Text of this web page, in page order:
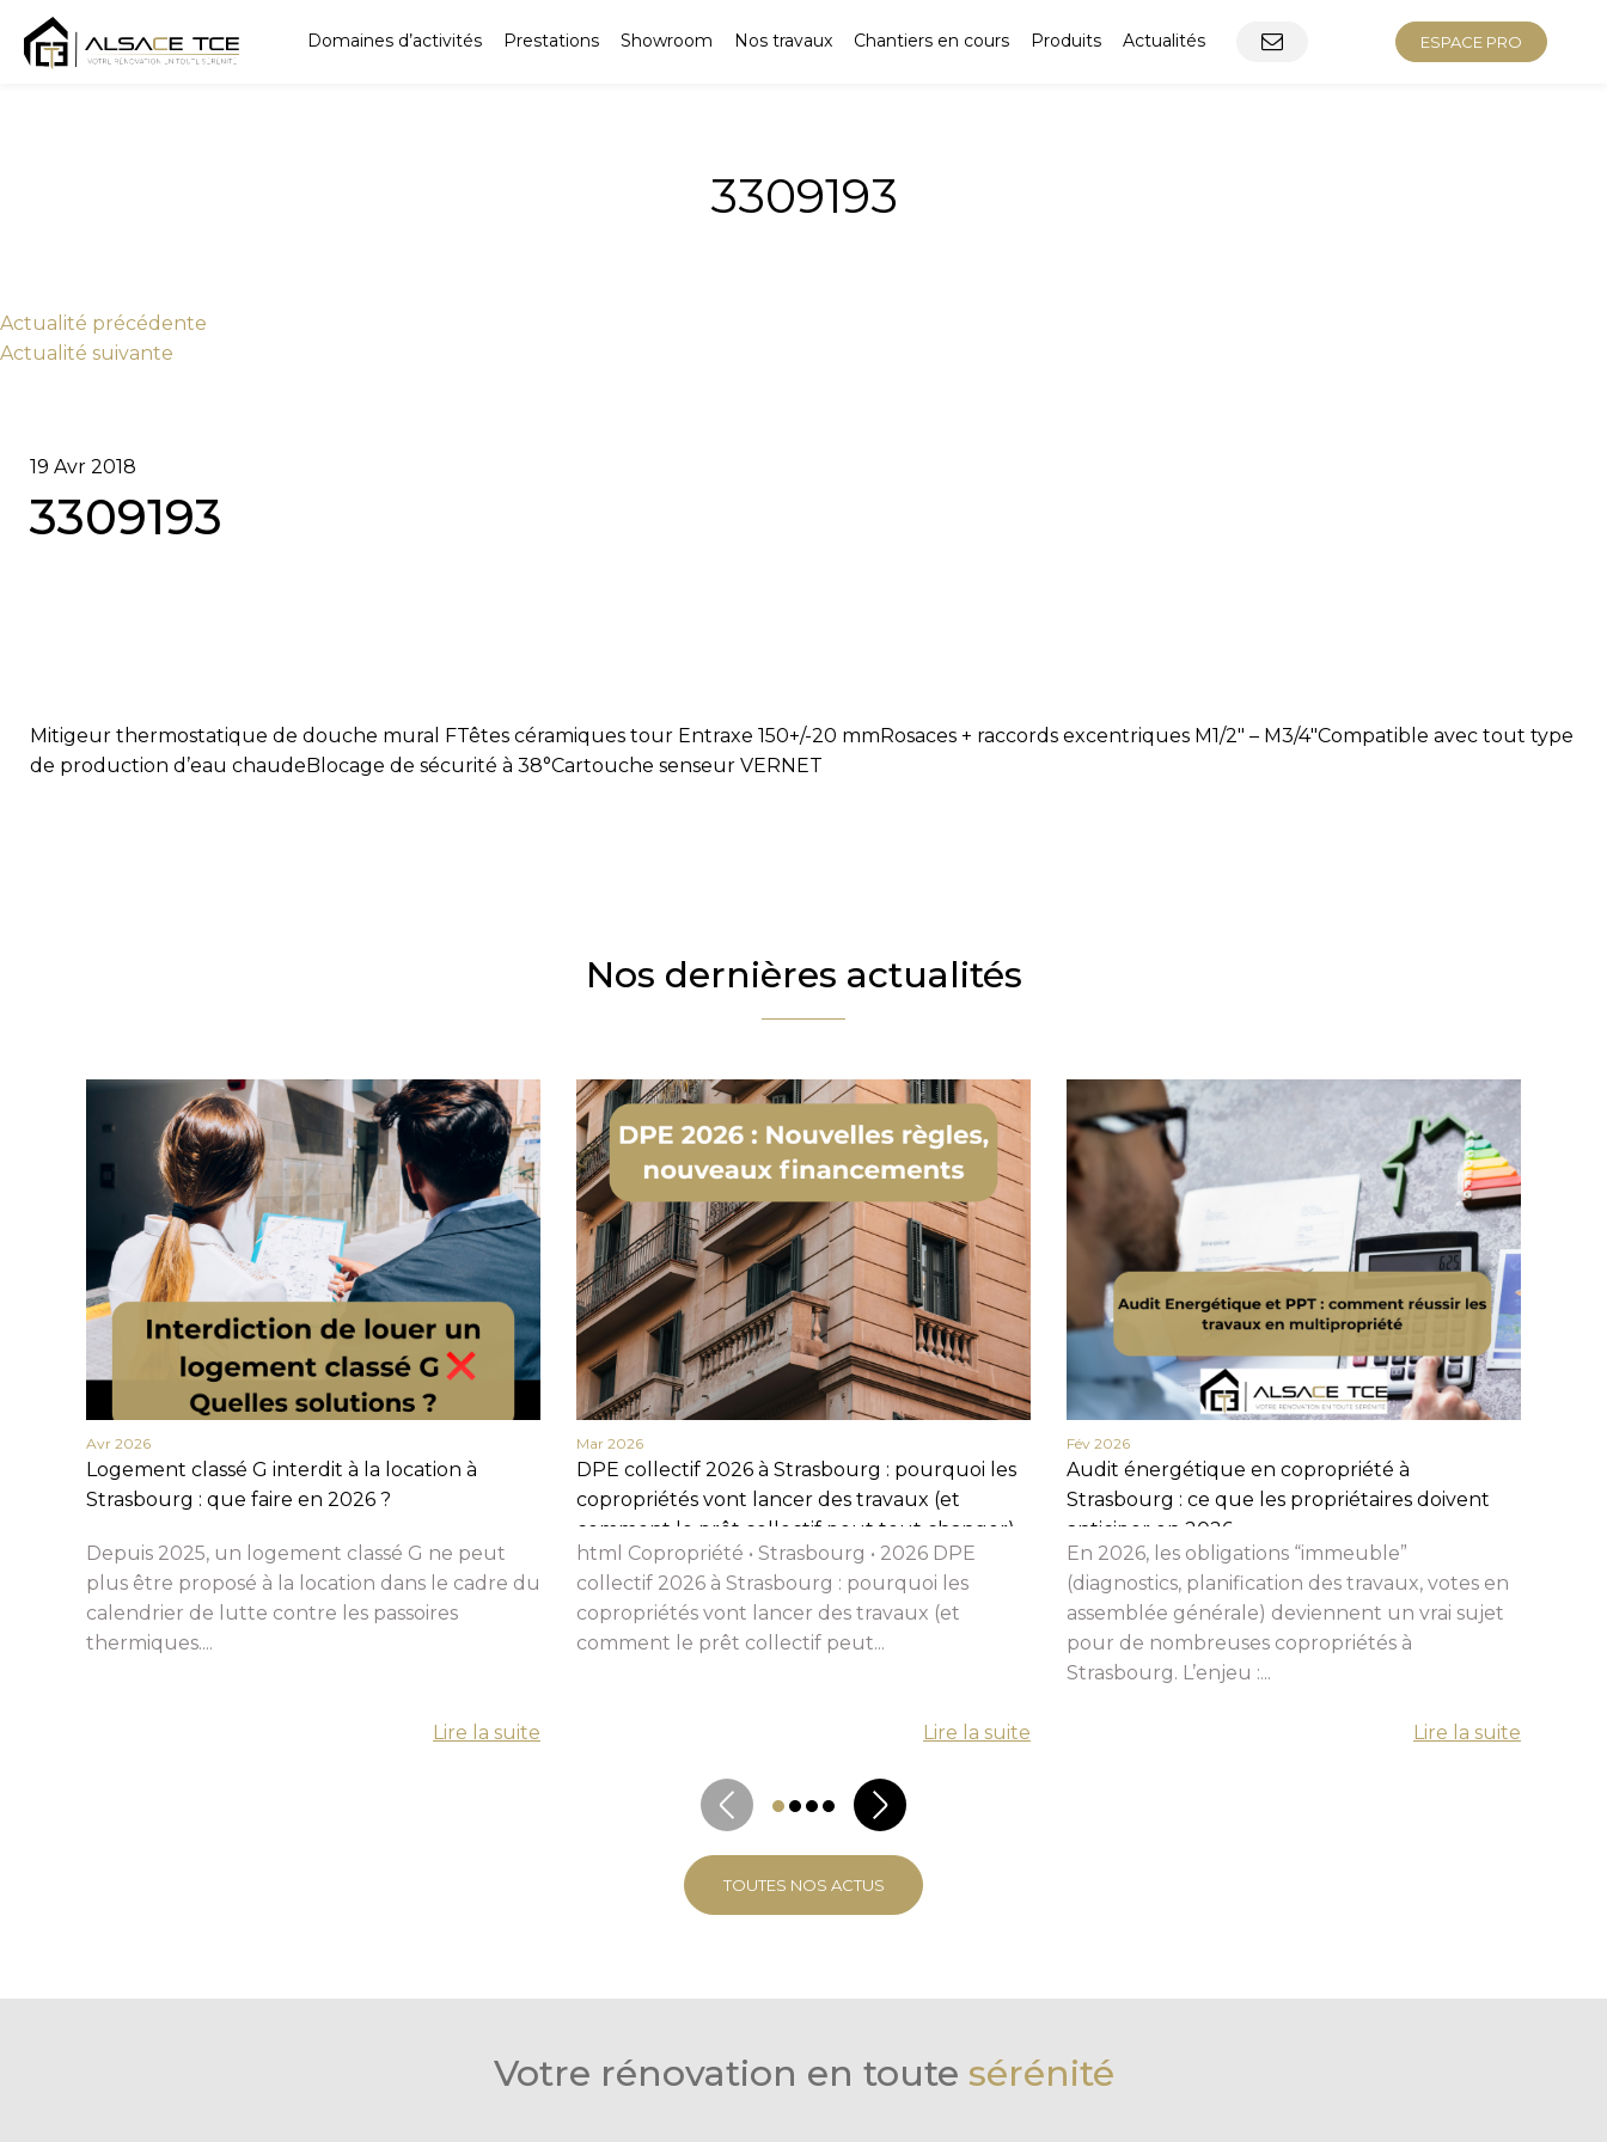
Domaines d’activités Prestations Showroom Nos travaux Chantiers en cours Produits Actualités ESPACE PRO
3309193
Actualité précédente
Actualité suivante
19 Avr 2018
3309193
Mitigeur thermostatique de douche mural FTêtes céramiques tour Entraxe 150+/-20 mmRosaces + raccords excentriques M1/2″ – M3/4″Compatible avec tout type
de production d’eau chaudeBlocage de sécurité à 38°Cartouche senseur VERNET
Nos dernières actualités
Avr 2026
Logement classé G interdit à la location à
Strasbourg : que faire en 2026 ?
Depuis 2025, un logement classé G ne peut
plus être proposé à la location dans le cadre du
calendrier de lutte contre les passoires
thermiques....
Lire la suite
Mar 2026
DPE collectif 2026 à Strasbourg : pourquoi les
copropriétés vont lancer des travaux (et
comment le prêt collectif peut tout changer)
html Copropriété • Strasbourg • 2026 DPE
collectif 2026 à Strasbourg : pourquoi les
copropriétés vont lancer des travaux (et
comment le prêt collectif peut...
Lire la suite
Fév 2026
Audit énergétique en copropriété à
Strasbourg : ce que les propriétaires doivent
anticiper en 2026
En 2026, les obligations “immeuble”
(diagnostics, planification des travaux, votes en
assemblée générale) deviennent un vrai sujet
pour de nombreuses copropriétés à
Strasbourg. L’enjeu :...
Lire la suite
TOUTES NOS ACTUS
Votre rénovation en toute sérénité
Nom
Prénom
Téléphone
Email
Message
Vérification